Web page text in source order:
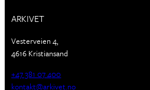
ARKIVET
Vesterveien 4,
4616 Kristiansand
+47 381 07 400
kontakt@arkivet.no